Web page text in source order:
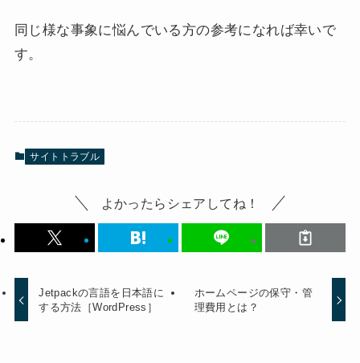
同じ様な事象に悩んでいる方の参考になれば幸いで
す。
サイトトラブル
よかったらシェアしてね！
Jetpackの言語を日本語に
する方法［WordPress］
ホームページの保守・管
理費用とは？